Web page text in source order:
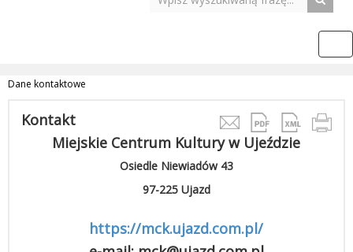
Dane kontaktowe
Kontakt
Miejskie Centrum Kultury w Ujeździe
Osiedle Niewiadów 43
97-225 Ujazd
https://mck.ujazd.com.pl/